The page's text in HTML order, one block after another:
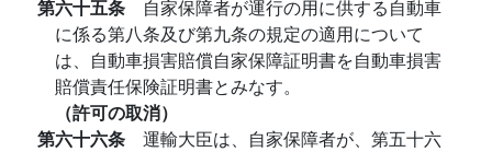
第六十五条 自家保障者が運行の用に供する自動車
に係る第八条及び第九条の規定の適用について
は、自動車損害賠償自家保障証明書を自動車損害
賠償責任保険証明書とみなす。
（許可の取消）
第六十六条 運輸大臣は、自家保障者が、第五十六